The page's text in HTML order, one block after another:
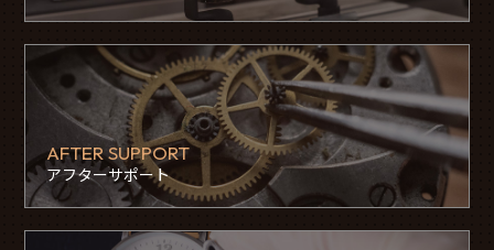
AFTER SUPPORT
アフターサポート